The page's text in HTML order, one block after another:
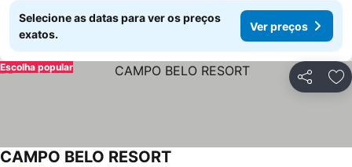
Selecione as datas para ver os preços
exatos.
Ver preços
Partilhar
Escolha popular
CAMPO BELO RESORT